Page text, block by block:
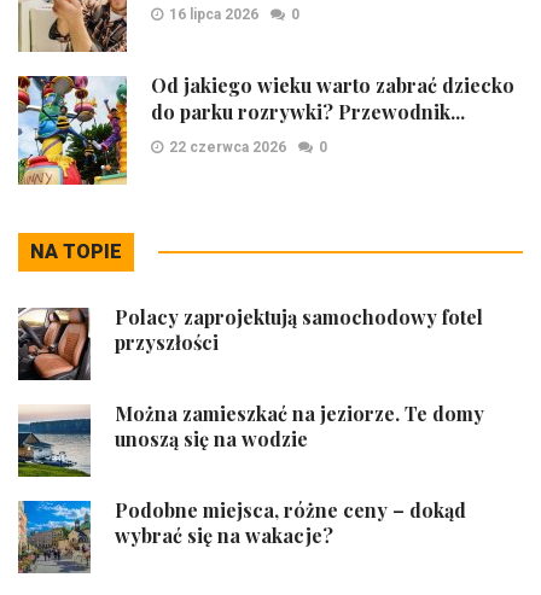
16 lipca 2026 0
Od jakiego wieku warto zabrać dziecko
do parku rozrywki? Przewodnik...
22 czerwca 2026 0
NA TOPIE
Polacy zaprojektują samochodowy fotel
przyszłości
Można zamieszkać na jeziorze. Te domy
unoszą się na wodzie
Podobne miejsca, różne ceny – dokąd
wybrać się na wakacje?